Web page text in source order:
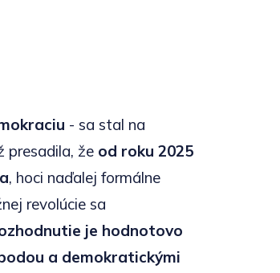
- sa stal na
presadila, že od roku 2025
, hoci naďalej formálne
revolúcie sa
je hodnotovo
a demokratickými